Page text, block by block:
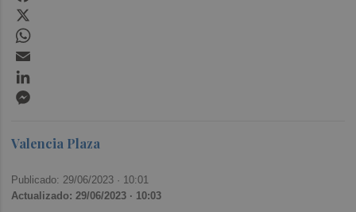
Valencia Plaza
Publicado: 29/06/2023 · 10:01
Actualizado: 29/06/2023 · 10:03